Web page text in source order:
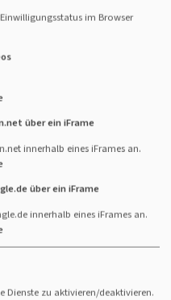
im Browser
über ein iFrame
innerhalb eines iFrames an.
über ein iFrame
innerhalb eines iFrames an.
Dienste zu aktivieren/deaktivieren.